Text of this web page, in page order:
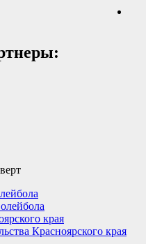
края
Красноярского края